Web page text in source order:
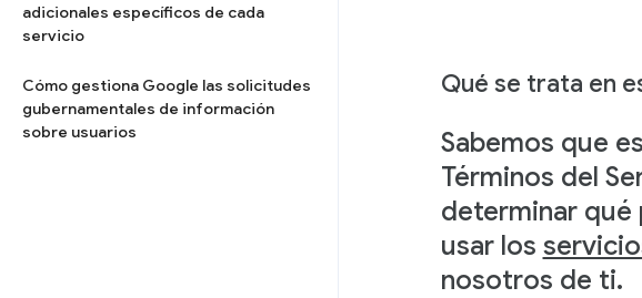
adicionales específicos de cada
servicio
Cómo gestiona Google las solicitudes
gubernamentales de información
sobre usuarios
Qué se trata en
Sabemos que
Términos del
determinar qué
usar los
nosotros de ti.